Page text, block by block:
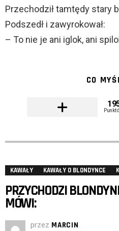
Przechodził tamtędy stary
Podszedł i zawyrokował:
– To nie je ani iglok, ani
CO
KAWAŁY KAWAŁY O BLONDYNCE
PRZYCHODZI
MÓWI:
przez MARCIN